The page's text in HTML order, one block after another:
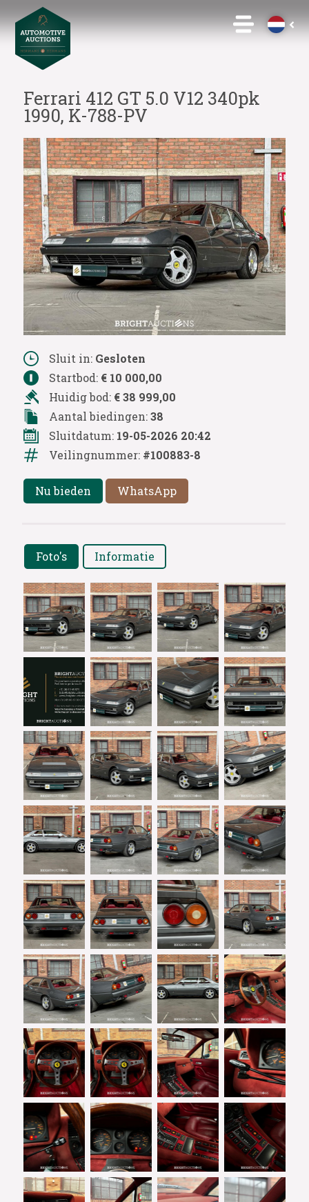
Ferrari 412 GT 5.0 V12 340pk
1990, K-788-PV
Sluit in: Gesloten
Startbod: € 10 000,00
Huidig bod: € 38 999,00
Aantal biedingen:38
Sluitdatum: 19-05-2026 20:42
Veilingnummer: #100883-8
Nu bieden WhatsApp
Foto's Informatie